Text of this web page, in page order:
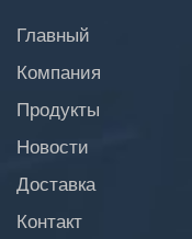
Главный
Компания
Продукты
Новости
Доставка
Контакт